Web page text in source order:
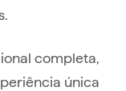
completa,
única